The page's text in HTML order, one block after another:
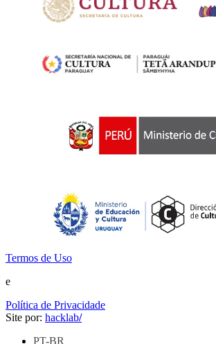
Termos de Uso
e
Política de Privacidade
Site por: hacklab/
PT-BR